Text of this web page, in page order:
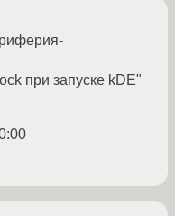
при запуске kDE"